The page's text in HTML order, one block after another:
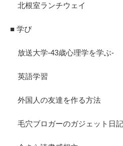
北根室ランチウェイ
■ 学び
放送大学-43歳心理学を学ぶ-
英語学習
外国人の友達を作る方法
毛穴ブロガーのガジェット日記